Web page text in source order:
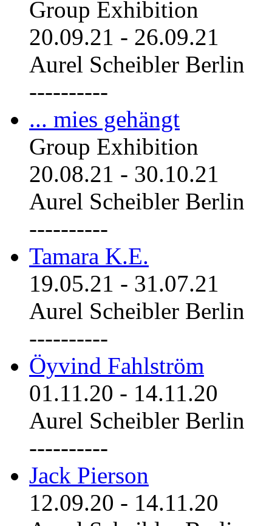
Group Exhibition
20.09.21 - 26.09.21
Aurel Scheibler Berlin
----------
... mies gehängt
Group Exhibition
20.08.21 - 30.10.21
Aurel Scheibler Berlin
----------
Tamara K.E.
19.05.21 - 31.07.21
Aurel Scheibler Berlin
----------
Öyvind Fahlström
01.11.20 - 14.11.20
Aurel Scheibler Berlin
----------
Jack Pierson
12.09.20 - 14.11.20